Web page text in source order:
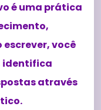
é uma prática
você
identifica
através